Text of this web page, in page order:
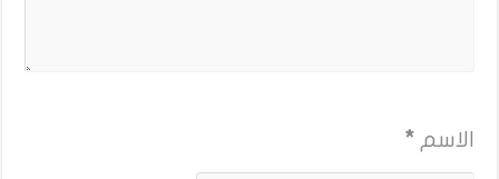
الاسم*